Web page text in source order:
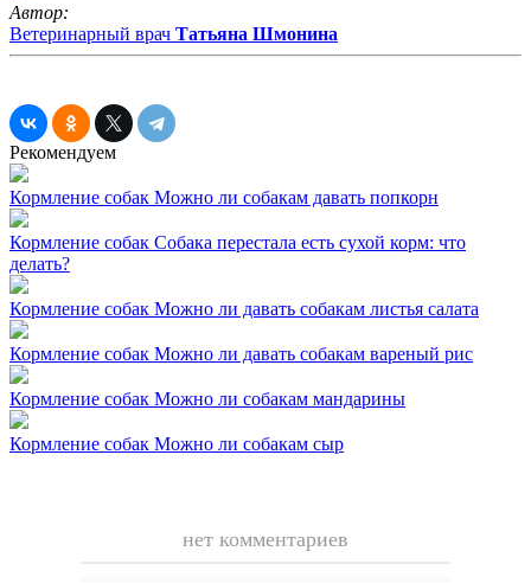
Автор:
Ветеринарный врач Татьяна Шмонина
Рекомендуем
Кормление собак Можно ли собакам давать попкорн
Кормление собак Собака перестала есть сухой корм: что
делать?
Кормление собак Можно ли давать собакам листья салата
Кормление собак Можно ли давать собакам вареный рис
Кормление собак Можно ли собакам мандарины
Кормление собак Можно ли собакам сыр
нет комментариев